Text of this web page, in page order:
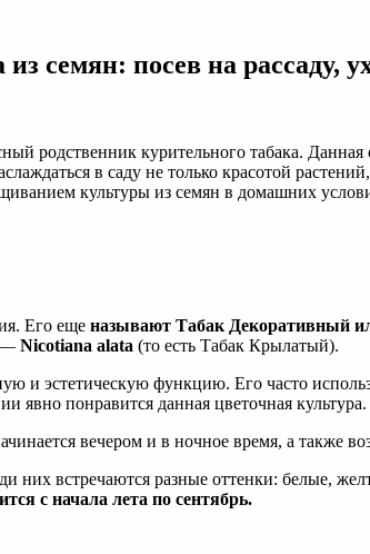
семян: посев на рассаду,
родственник курительного табака.
в саду не только красотой
культуры из семян в домашних
Его еще называют Табак Декоративный
— Nicotiana alata (то есть Табак Крылатый).
и эстетическую функцию. Его часто
явно понравится данная цветочная культура.
вечером и в ночное время, а также
них встречаются разные оттенки: белые,
с начала лета по сентябрь.